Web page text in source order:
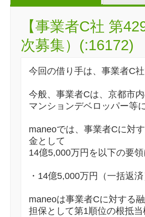
【事業者C社 第
次募集）(:16172)
今回の借り手は、事業者C社
今般、事業者Cは、京都市
マンションデベロッパー等
maneoでは、事業者Cに対
金として
14億5,000万円を以下の要
・14億5,000万円（一括返
maneoは事業者Cに対する
担保として第1順位の根抵